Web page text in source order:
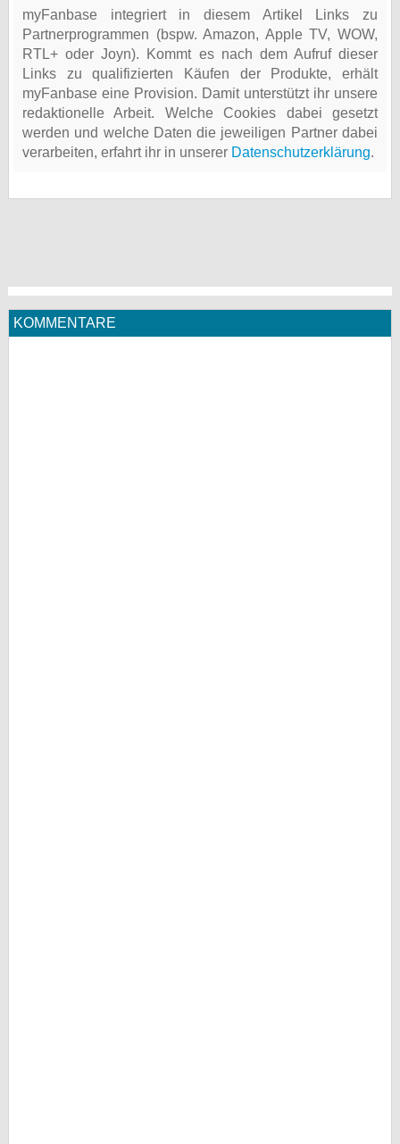
myFanbase integriert in diesem Artikel Links zu
Partnerprogrammen (bspw. Amazon, Apple TV, WOW,
RTL+ oder Joyn). Kommt es nach dem Aufruf dieser
Links zu qualifizierten Käufen der Produkte, erhält
myFanbase eine Provision. Damit unterstützt ihr unsere
redaktionelle Arbeit. Welche Cookies dabei gesetzt
werden und welche Daten die jeweiligen Partner dabei
verarbeiten, erfahrt ihr in unserer Datenschutzerklärung.
KOMMENTARE